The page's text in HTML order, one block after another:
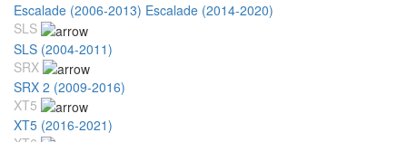
Escalade (2006-2013) Escalade (2014-2020)
SLS
SLS (2004-2011)
SRX
SRX 2 (2009-2016)
XT5
XT5 (2016-2021)